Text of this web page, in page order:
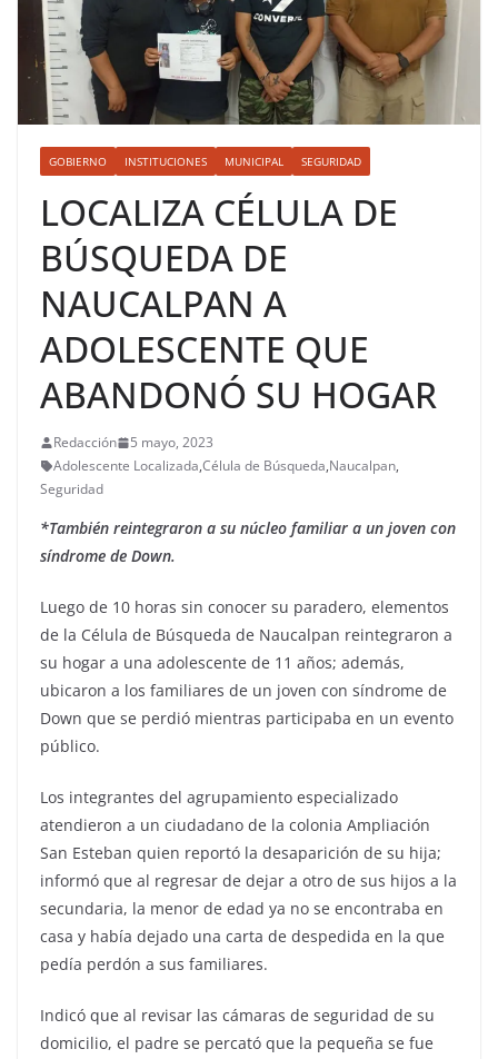
GOBIERNO INSTITUCIONES MUNICIPAL SEGURIDAD
LOCALIZA CÉLULA DE
BÚSQUEDA DE
NAUCALPAN A
ADOLESCENTE QUE
ABANDONÓ SU HOGAR
Redacción
5 mayo, 2023
Adolescente Localizada,Célula de Búsqueda,Naucalpan,
Seguridad
*También reintegraron a su núcleo familiar a un joven con
síndrome de Down.
Luego de 10 horas sin conocer su paradero, elementos
de la Célula de Búsqueda de Naucalpan reintegraron a
su hogar a una adolescente de 11 años; además,
ubicaron a los familiares de un joven con síndrome de
Down que se perdió mientras participaba en un evento
público.
Los integrantes del agrupamiento especializado
atendieron a un ciudadano de la colonia Ampliación
San Esteban quien reportó la desaparición de su hija;
informó que al regresar de dejar a otro de sus hijos a la
secundaria, la menor de edad ya no se encontraba en
casa y había dejado una carta de despedida en la que
pedía perdón a sus familiares.
Indicó que al revisar las cámaras de seguridad de su
domicilio, el padre se percató que la pequeña se fue